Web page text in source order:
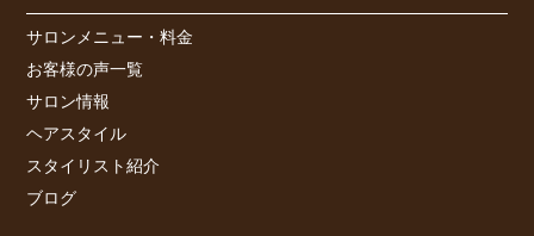
サロンメニュー・料金
お客様の声一覧
サロン情報
ヘアスタイル
スタイリスト紹介
ブログ